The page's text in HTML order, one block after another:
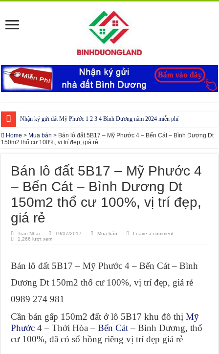
Nhận ký gửi đất Mỹ Phước 1 2 3 4 Bình Dương năm 2024 miễn phí
Cho thuê nhà Ecolakes Bình Dương, mới đẹp, đầy đủ nội thất
Phòng công chứng tại Đồng Phú – Bình Phước
Home > Mua bán > Bán lô đất 5B17 – Mỹ Phước 4 – Bến Cát – Bình Dương Dt
150m2 thổ cư 100%, vị trí đẹp, giá rẻ
Bán lô đất 5B17 – Mỹ Phước 4
– Bến Cát – Bình Dương Dt
150m2 thổ cư 100%, vị trí đẹp,
giá rẻ
Tran Nhai 19/07/2017 Mua bán
Leave a comment
1,266 lượt xem
Bán lô đất 5B17 – Mỹ Phước 4 – Bến Cát – Bình
Dương Dt 150m2 thổ cư 100%, vị trí đẹp, giá rẻ
0989 274 981
Cần bán gấp 150m2 đất ở lô 5B17 khu đô thịMỹ
Phước 4 – Thới Hòa –Bến Cát– Bình Dương, thổ
cư 100%, đã có sổ hồng riêng vị trí đẹp giá rẻ